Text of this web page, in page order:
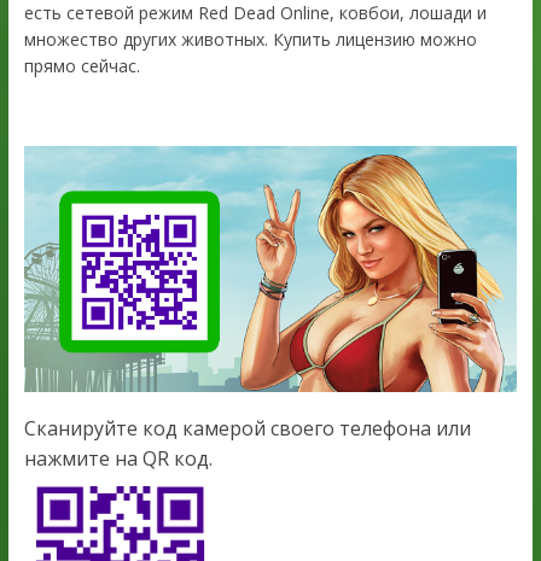
есть сетевой режим Red Dead Online, ковбои, лошади и
множество других животных. Купить лицензию можно
прямо сейчас.
Сканируйте код камерой своего телефона или
нажмите на QR код.